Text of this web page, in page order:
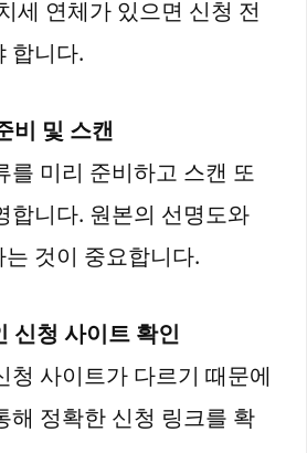
세 연체가 있으면 신청 전
합니다.
비 및 스캔
를 미리 준비하고 스캔 또
합니다. 원본의 선명도와
것이 중요합니다.
신청 사이트 확인
청 사이트가 다르기 때문에
해 정확한 신청 링크를 확